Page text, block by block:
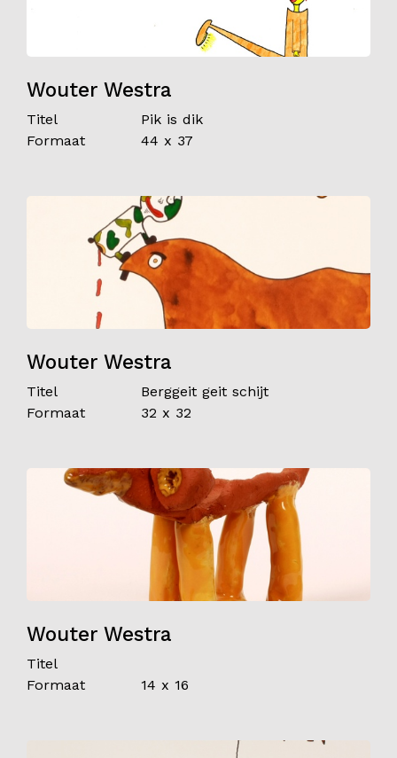
Wouter Westra
Titel
Pik is dik
Formaat
44 x 37
Wouter Westra
Titel
Berggeit geit schijt
Formaat
32 x 32
Wouter Westra
Titel
Formaat
14 x 16